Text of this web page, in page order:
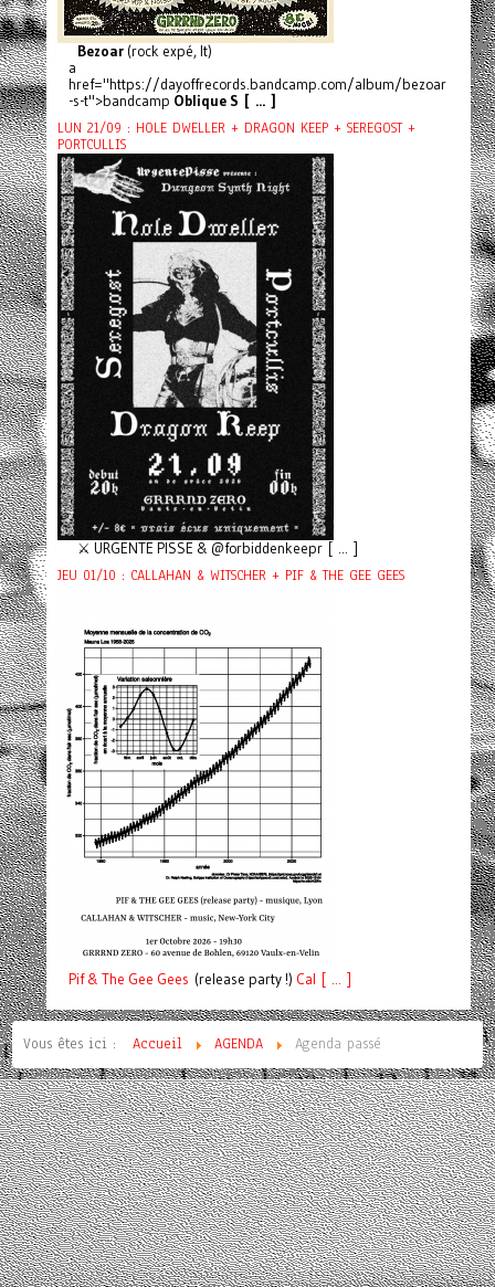
Bezoar(rock expé, It)
a
href="https://dayoffrecords.bandcamp.com/album/bezoar
-s-t">bandcamp Oblique S [ ... ]
LUN 21/09 : HOLE DWELLER + DRAGON KEEP + SEREGOST +
PORTCULLIS
⚔️ URGENTE PISSE & @forbiddenkeepr [ ... ]
JEU 01/10 : CALLAHAN & WITSCHER + PIF & THE GEE GEES
Pif& The Gee Gees (release party !) Cal [ ... ]
Vous êtes ici : Accueil AGENDA Agenda passé